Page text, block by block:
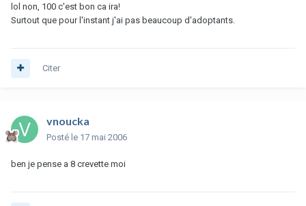
lol non, 100 c'est bon ca ira!
Surtout que pour l'instant j'ai pas beaucoup d'adoptants.
Citer
vnoucka
Posté le 17 mai 2006
ben je pense a 8 crevette moi